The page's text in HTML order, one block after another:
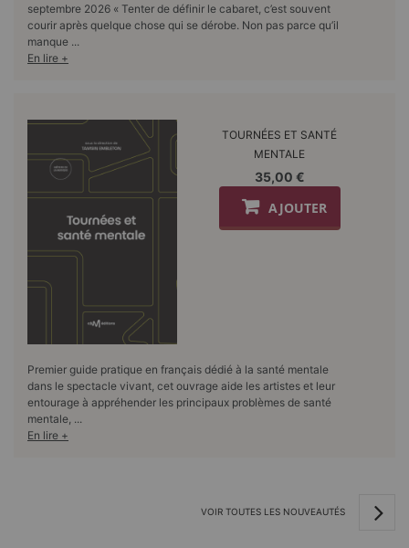
septembre 2026 « Tenter de définir le cabaret, c’est souvent
courir après quelque chose qui se dérobe. Non pas parce qu’il
manque ...
En lire +
TOURNÉES ET SANTÉ
MENTALE
35,00 €
AJOUTER
Premier guide pratique en français dédié à la santé mentale
dans le spectacle vivant, cet ouvrage aide les artistes et leur
entourage à appréhender les principaux problèmes de santé
mentale, ...
En lire +
VOIR TOUTES LES NOUVEAUTÉS